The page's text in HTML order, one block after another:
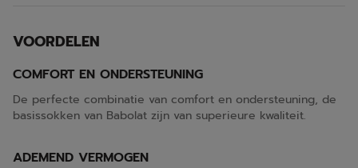
VOORDELEN
COMFORT EN ONDERSTEUNING
De perfecte combinatie van comfort en ondersteuning, de
basissokken van Babolat zijn van superieure kwaliteit.
ADEMEND VERMOGEN